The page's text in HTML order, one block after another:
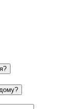
в
сильной,
Но
и
лечения.
научился
себя
главу в
ищет